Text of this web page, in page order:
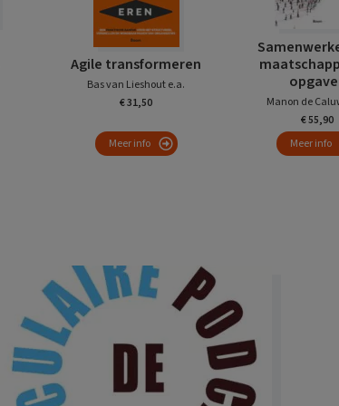
Agile transformeren
Bas van Lieshout e.a.
€ 31,50
Meer info
Manon de
€ 55,90
Meer info